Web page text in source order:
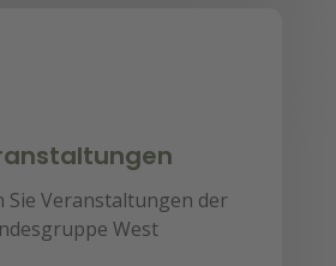
Sie Veranstaltungen der
West